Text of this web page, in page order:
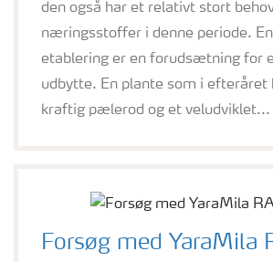
den også har et relativt stort
næringsstoffer i denne periode.
etablering er en forudsætning for
udbytte. En plante som i efteråret
kraftig pælerod og et veludviklet...
Forsøg med YaraMila